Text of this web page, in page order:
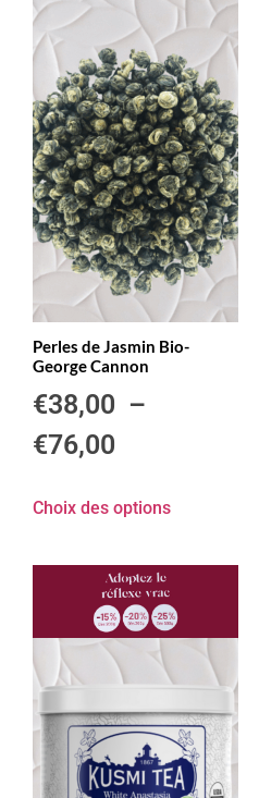
Perles de Jasmin Bio-
George Cannon
€38,00 –
€76,00
Choix des options